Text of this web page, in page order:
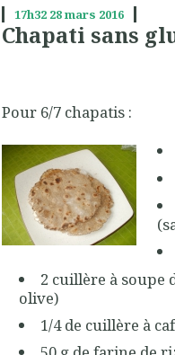
17h32 28mars 2016
Chapati sans
Pour 6/7 chapatis :
2 cuillère à soupe
olive)
1/4 de cuillère à